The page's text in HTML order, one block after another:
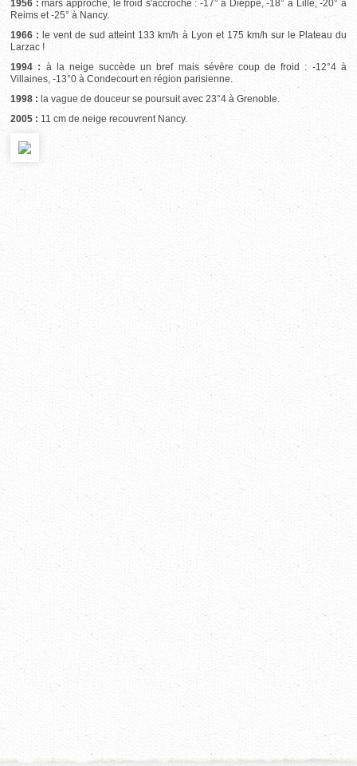
1956 : mars approche, le froid s'accroche : -17° à Dieppe, -18° à Lille, -20° à
Reims et -25° à Nancy.
1966 : le vent de sud atteint 133 km/h à Lyon et 175 km/h sur le Plateau du
Larzac !
1994 : à la neige succède un bref mais sévère coup de froid : -12°4 à
Villaines, -13°0 à Condecourt en région parisienne.
1998 : la vague de douceur se poursuit avec 23°4 à Grenoble.
2005 : 11 cm de neige recouvrent Nancy.